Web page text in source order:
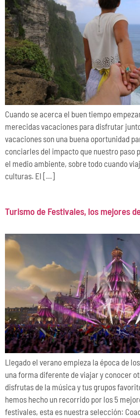
Cuando se acerca el buen tiempo
merecidas vacaciones para disfrutar
vacaciones son una buena oportunidad
conciarles del impacto que nuestro paso
el medio ambiente, sobre todo cuando
culturas. El […]
Turismo de Festivales, los mejores
Llegado el verano empieza la época de
una forma diferente de viajar y conocer
disfrutas de la música y tus grupos
hemos hecho un recorrido por los 5
festivales, esta es nuestra selección: